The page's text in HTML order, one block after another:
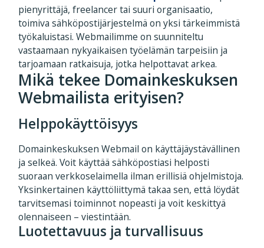
pienyrittäjä, freelancer tai suuri organisaatio,
toimiva sähköpostijärjestelmä on yksi tärkeimmistä
työkaluistasi. Webmailimme on suunniteltu
vastaamaan nykyaikaisen työelämän tarpeisiin ja
tarjoamaan ratkaisuja, jotka helpottavat arkea.
Mikä tekee Domainkeskuksen
Webmailista erityisen?
Helppokäyttöisyys
Domainkeskuksen Webmail on käyttäjäystävällinen
ja selkeä. Voit käyttää sähköpostiasi helposti
suoraan verkkoselaimella ilman erillisiä ohjelmistoja.
Yksinkertainen käyttöliittymä takaa sen, että löydät
tarvitsemasi toiminnot nopeasti ja voit keskittyä
olennaiseen – viestintään.
Luotettavuus ja turvallisuus